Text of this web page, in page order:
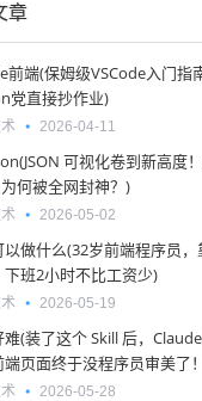
章
前端(保姆级VSCode入门指
党直接抄作业)
2026-04-11
可视化卷到新高度
何被全网封神？)
2026-05-02
以做什么(32岁前端程序员，
下班2小时不比工资少)
2026-05-19
难(装了这个 Skill 后，
端页面终于没程序员审美了
2026-05-28